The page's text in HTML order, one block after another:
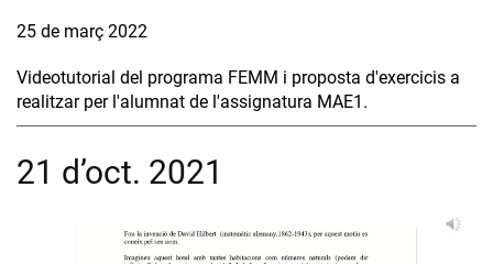
25 de març 2022
Videotutorial del programa FEMM i proposta d'exercicis a
realitzar per l'alumnat de l'assignatura MAE1.
21 d’oct. 2021